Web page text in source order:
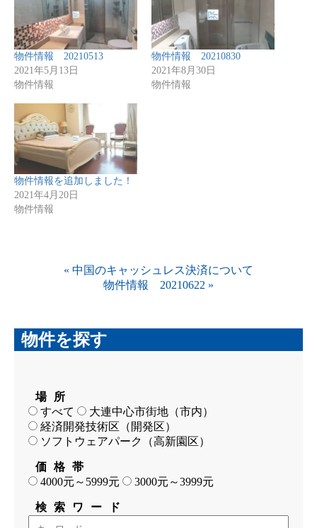
物件情報 20210513
2021年5月13日
物件情報
物件情報 20210830
2021年8月30日
物件情報
物件情報を追加しました！
2021年4月20日
物件情報
« 中国のキャッシュレス決済について
物件情報 20210622 »
物件を探す
場所
すべて
大連中心市街地（市内）
経済開発技術区（開発区）
ソフトウェアパーク（高新園区）
価格帯
4000元～5999元
3000元～3999元
検索ワード